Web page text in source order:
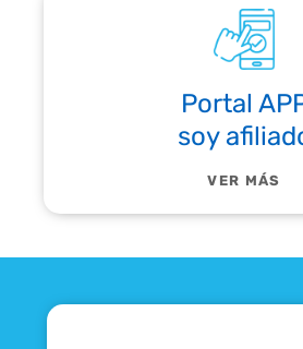
Portal
soy
VER MÁS